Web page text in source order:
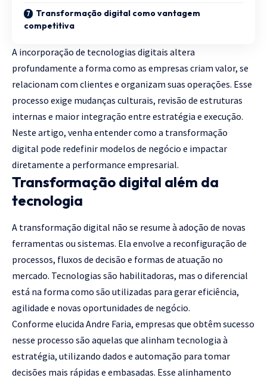
Transformação digital como vantagem
competitiva
A incorporação de tecnologias digitais altera
profundamente a forma como as empresas criam valor, se
relacionam com clientes e organizam suas operações. Esse
processo exige mudanças culturais, revisão de estruturas
internas e maior integração entre estratégia e execução.
Neste artigo, venha entender como a transformação
digital pode redefinir modelos de negócio e impactar
diretamente a performance empresarial.
Transformação digital além da
tecnologia
A transformação digital não se resume à adoção de novas
ferramentas ou sistemas. Ela envolve a reconfiguração de
processos, fluxos de decisão e formas de atuação no
mercado. Tecnologias são habilitadoras, mas o diferencial
está na forma como são utilizadas para gerar eficiência,
agilidade e novas oportunidades de negócio.
Conforme elucida Andre Faria, empresas que obtêm sucesso
nesse processo são aquelas que alinham tecnologia à
estratégia, utilizando dados e automação para tomar
decisões mais rápidas e embasadas. Esse alinhamento